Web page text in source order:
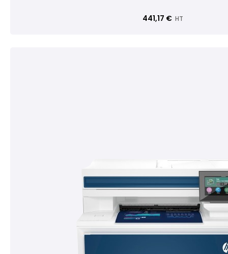
441,17 € HT